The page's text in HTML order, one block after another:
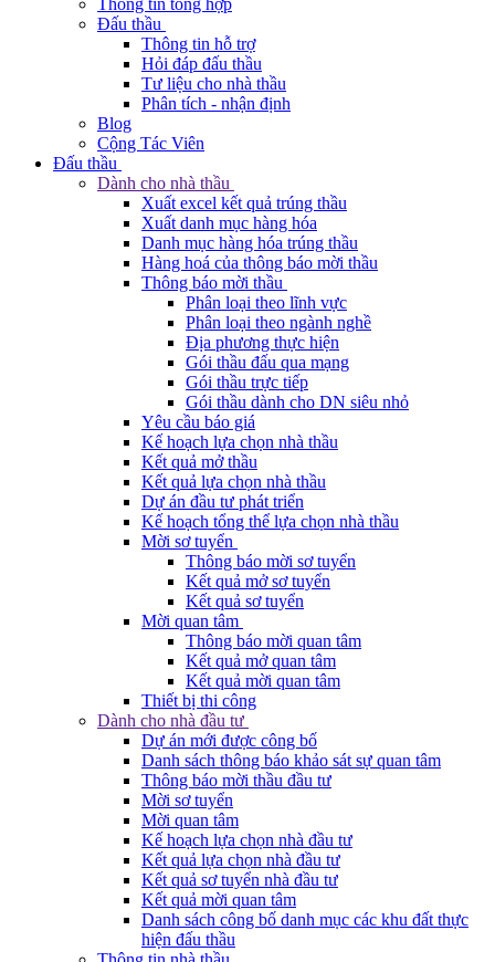
Thông tin tổng hợp
Đấu thầu
Thông tin hỗ trợ
Hỏi đáp đấu thầu
Tư liệu cho nhà thầu
Phân tích - nhận định
Blog
Cộng Tác Viên
Đấu thầu
Dành cho nhà thầu
Xuất excel kết quả trúng thầu
Xuất danh mục hàng hóa
Danh mục hàng hóa trúng thầu
Hàng hoá của thông báo mời thầu
Thông báo mời thầu
Phân loại theo lĩnh vực
Phân loại theo ngành nghề
Địa phương thực hiện
Gói thầu đấu qua mạng
Gói thầu trực tiếp
Gói thầu dành cho DN siêu nhỏ
Yêu cầu báo giá
Kế hoạch lựa chọn nhà thầu
Kết quả mở thầu
Kết quả lựa chọn nhà thầu
Dự án đầu tư phát triển
Kế hoạch tổng thể lựa chọn nhà thầu
Mời sơ tuyển
Thông báo mời sơ tuyển
Kết quả mở sơ tuyển
Kết quả sơ tuyển
Mời quan tâm
Thông báo mời quan tâm
Kết quả mở quan tâm
Kết quả mời quan tâm
Thiết bị thi công
Dành cho nhà đầu tư
Dự án mới được công bố
Danh sách thông báo khảo sát sự quan tâm
Thông báo mời thầu đầu tư
Mời sơ tuyển
Mời quan tâm
Kế hoạch lựa chọn nhà đầu tư
Kết quả lựa chọn nhà đầu tư
Kết quả sơ tuyển nhà đầu tư
Kết quả mời quan tâm
Danh sách công bố danh mục các khu đất thực
hiện đấu thầu